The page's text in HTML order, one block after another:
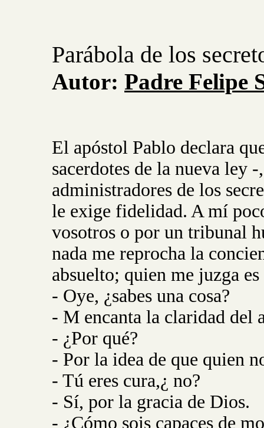
Parábola de los
Autor: Padre Felipe
El apóstol Pablo declara
sacerdotes de la nueva ley
administradores de los
le exige fidelidad. A mí
vosotros o por un tribunal
nada me reprocha la
absuelto; quien me juzga
- Oye, ¿sabes una cosa?
- M encanta la claridad del
- ¿Por qué?
- Por la idea de que quien
- Tú eres cura,¿ no?
- Sí, por la gracia de Dios.
- ¿Cómo sois capaces de